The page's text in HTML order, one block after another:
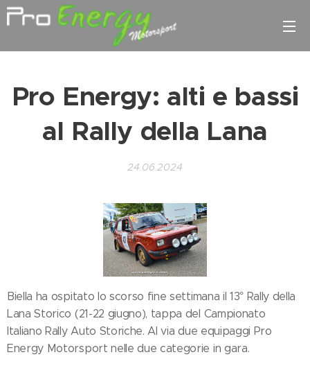
Pro Energy: alti e bassi
al Rally della Lana
24.06.2024
Biella ha ospitato lo scorso fine settimana il 13° Rally della
Lana Storico (21-22 giugno), tappa del Campionato
Italiano Rally Auto Storiche. Al via due equipaggi Pro
Energy Motorsport nelle due categorie in gara.